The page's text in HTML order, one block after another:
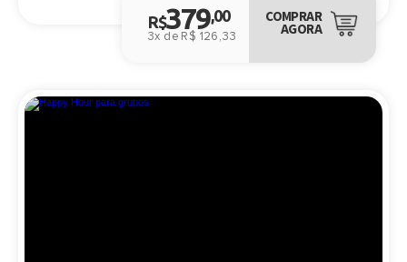
R$379,00
3x de R$ 126,33
COMPRAR
AGORA